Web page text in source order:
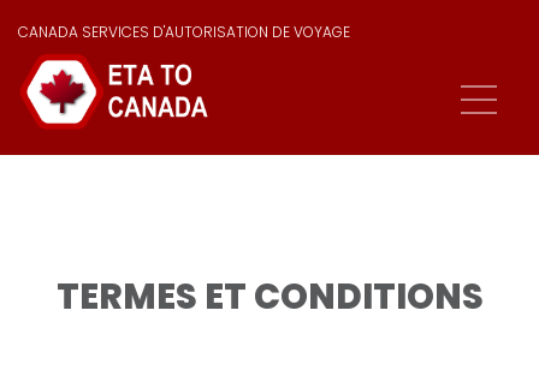
CANADA SERVICES D'AUTORISATION DE VOYAGE
TERMES ET CONDITIONS